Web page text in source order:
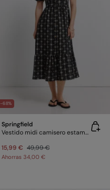
-68%
Springfield
Vestido midi camisero estampado lino
15,99 € 49,99 €
Ahorras 34,00 €